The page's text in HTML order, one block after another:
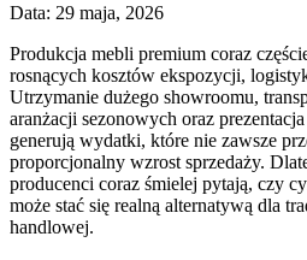
Data: 29 maja, 2026
Produkcja mebli premium coraz
rosnących kosztów ekspozycji,
Utrzymanie dużego showroomu,
aranżacji sezonowych oraz
generują wydatki, które nie zawsze
proporcjonalny wzrost sprzedaży.
producenci coraz śmielej pytają, czy
może stać się realną alternatywą dla
handlowej.